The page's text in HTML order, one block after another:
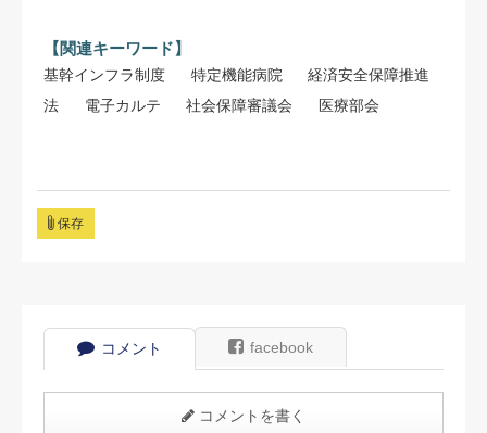
【関連キーワード】
基幹インフラ制度 特定機能病院
経済安全保障推進
法
電子カルテ 社会保障審議会 医療部会
保存
コメント facebook
コメントを書く